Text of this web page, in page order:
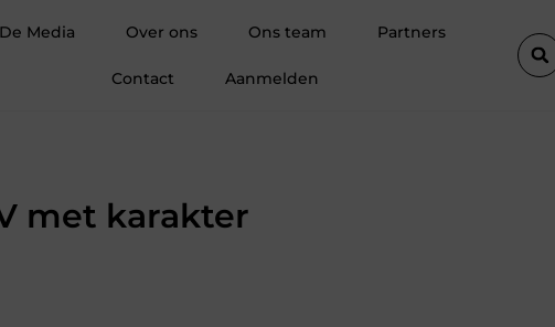
Media Over ons Ons team Partners
Contact Aanmelden
met karakter